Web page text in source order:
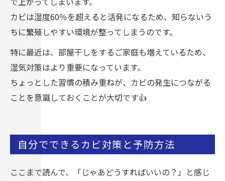
カビは湿度60％を超えると活発になるため、知らないう
ちに繁殖しやすい環境が整ってしまうのです。
特に最近は、部屋干しをするご家庭も増えているため、
湿気対策はより重要になっています。
ちょっとした習慣の積み重ねが、カビの発生につながる
ことを意識しておくことが大切です👍
自分でできるカビ対策と予防方法
ここまで読んで、「じゃあどうすればいいの？」と感じ